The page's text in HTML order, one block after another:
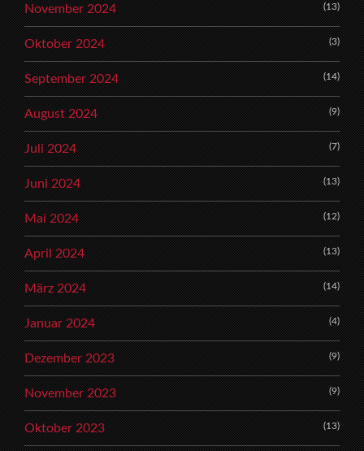
November 2024 (13)
Oktober 2024 (3)
September 2024 (14)
August 2024 (9)
Juli 2024 (7)
Juni 2024 (13)
Mai 2024 (12)
April 2024 (13)
März 2024 (14)
Januar 2024 (4)
Dezember 2023 (9)
November 2023 (9)
Oktober 2023 (13)